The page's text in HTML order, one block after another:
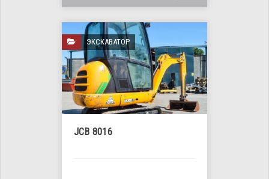
ЭКСКАВАТОР
JCB 8016